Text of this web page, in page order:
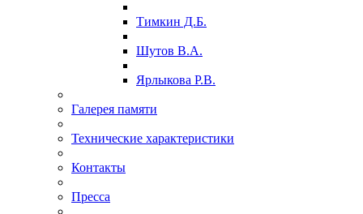
Тимкин Д.Б.
Шутов В.А.
Ярлыкова Р.В.
Галерея памяти
Технические характеристики
Контакты
Пресса